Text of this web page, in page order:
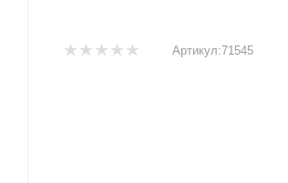
Артикул:71545